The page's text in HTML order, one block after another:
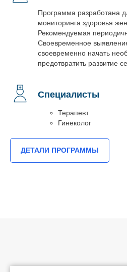
Программа разработана
мониторинга здоровья
Рекомендуемая
Своевременное
своевременно начать
предотвратить развитие
Специалисты
Терапевт
Гинеколог
ДЕТАЛИ ПРОГРАММЫ